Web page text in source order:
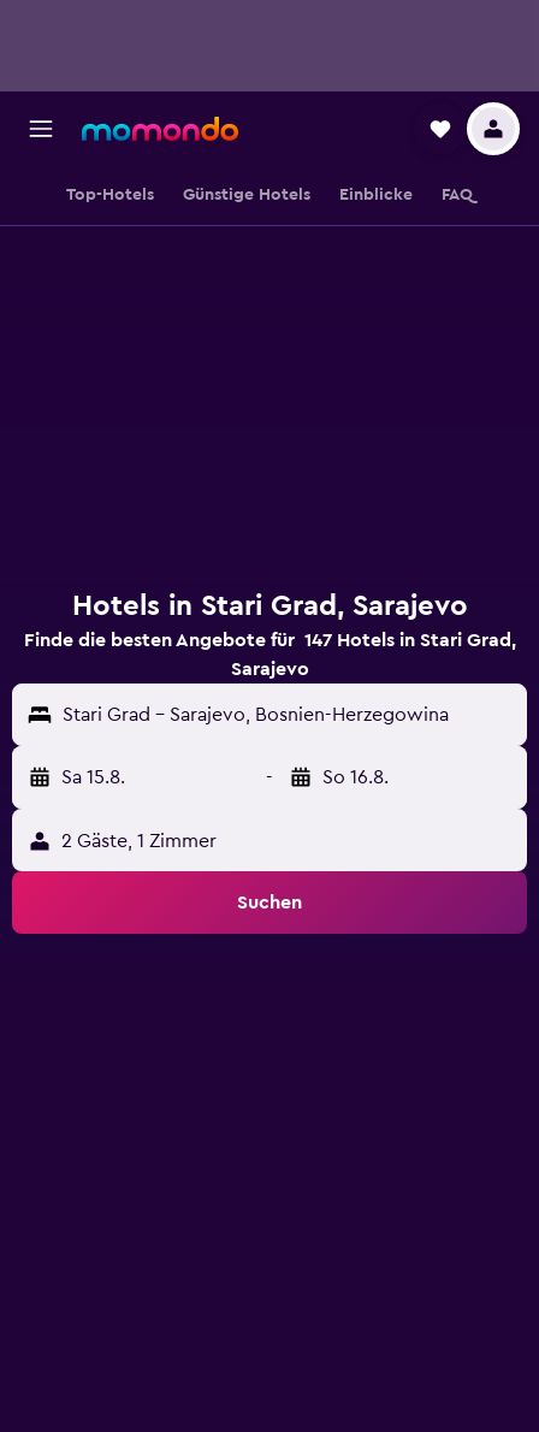
Top-Hotels Günstige Hotels Einblicke FAQ
Hotels in Stari Grad, Sarajevo
Finde die besten Angebote für 147 Hotels in Stari Grad,
Sarajevo
Stari Grad - Sarajevo, Bosnien-Herzegowina
Sa 15.8. - So 16.8.
2 Gäste, 1 Zimmer
Suchen